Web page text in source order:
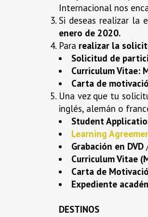
Internacional nos
Si deseas realizar la
enero de 2020.
Para realizar la
Solicitud de
Curriculum Vitae:
Carta de
Una vez que tu
inglés, alemán o
Student
Learning
Grabación en DVD
Curriculum Vitae
Carta de
Expediente
DESTINOS